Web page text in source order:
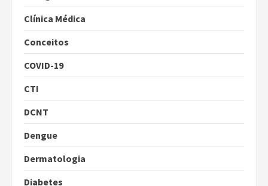
Clínica Médica
Conceitos
COVID-19
CTI
DCNT
Dengue
Dermatologia
Diabetes